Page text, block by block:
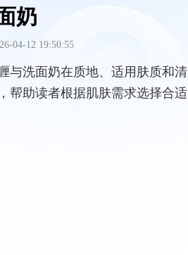
奶
04-12 19:50:55
与洗面奶在质地、适用肤质和清
帮助读者根据肌肤需求选择合适